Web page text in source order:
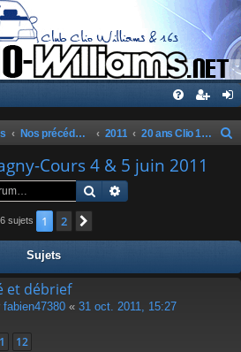
Nos précédentes sorties 2011 20 ans Clio 16s - Magny-Cours 4 & 5 juin 2011
c
Cours 4 & 5 juin 2011
Rechercher
sujets 1 2
Sujets
et débrief
fabien47380 « 31 oct. 2011, 15:27
12